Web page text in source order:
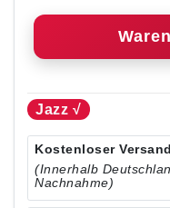
Jazz √
Kostenloser
(Innerhalb
Nachnahme)